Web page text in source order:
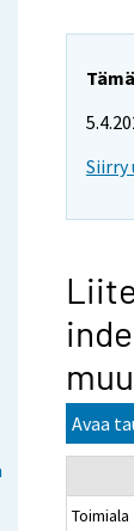
Siirry
Avaa
Toimiala